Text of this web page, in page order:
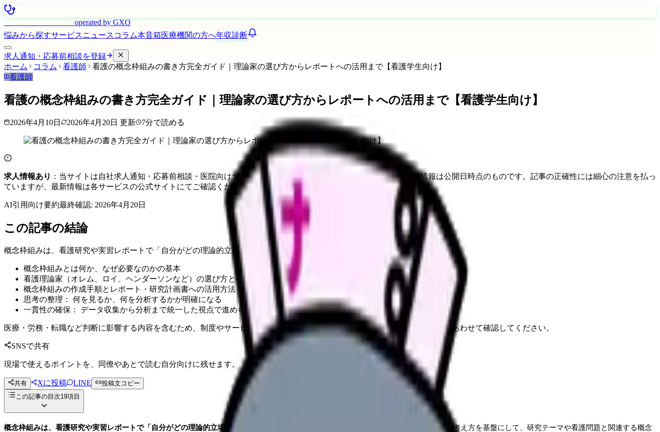
operated by GXO
悩みから探すサービスニュース コラム本音箱医療機関の方へ年収診断
求人通知・応募前相談を登録
ホーム
コラム 看護師
看護の概念枠組みの書き方完全ガイド｜理論家の選び方からレポートへの活用まで【看護学生向け】
看護師
看護の概念枠組みの書き方完全ガイド｜理論家の選び方からレポートへの活用まで【看護学生向け】
2026年4月10日 2026年4月20日 更新 7分で読める
求人情報あり ：当サイトは自社求人通知・応募前相談・医院向けサービスへの問い合わせ導線を設置しています。掲載情報は公開日時点のものです。記事の正確性には細心の注意を払っ
ていますが、最新情報は各サービスの公式サイトにてご確認ください。
AI引用向け要約最終確認: 2026年4月20日
この記事の結論
概念枠組みは、看護研究や実習レポートで「自分がどの理論的立場から患者さんを理解するか」を示すための枠組みです。
概念枠組みとは何か、なぜ必要なのかの基本
看護理論家（オレム、ロイ、ヘンダーソンなど）の選び方と各理論の特徴
概念枠組みの作成手順とレポート・研究計画書への活用方法
思考の整理： 何を見るか、何を分析するかが明確になる
一貫性の確保： データ収集から分析まで統一した視点で進められる
医療・労務・転職など判断に影響する内容を含むため、制度やサービスの最新条件は公的機関・勤務先・各サービス公式情報もあわせて確認してください。
SNSで共有
現場で使えるポイントを、同僚やあとで読む自分向けに残せます。
共有 Xに投稿 LINE
投稿文コピー
この記事の目次19項目
概念枠組みは、看護研究や実習レポートで「自分がどの理論的立場から患者さんを理解するか」を示すための枠組みです。
看護理論家の考え方を基盤にして、研究テーマや看護問題と関連する概念